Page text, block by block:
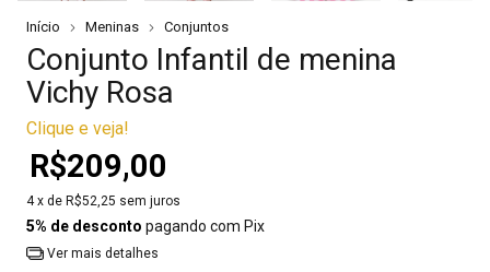
Início Meninas Conjuntos
Conjunto Infantil de menina
Vichy Rosa
Clique e veja!
R$209,00
4 x de R$52,25 sem juros
5% de desconto pagando com Pix
Ver mais detalhes